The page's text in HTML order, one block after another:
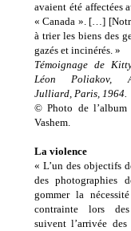
avaient été affectées
« Canada ». […]
à trier les biens des
gazés et incinérés. »
Témoignage de
Léon Poliakov,
Julliard, Paris, 1964.
© Photo de l’album
Vashem.
La violence
« L’un des objectifs
des photographies
gommer la
contrainte lors
suivent l’arrivée